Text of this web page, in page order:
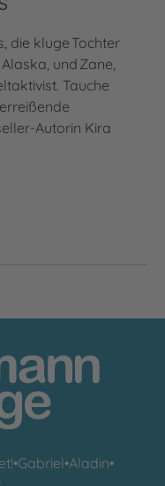
die kluge Tochter
und Zane,
Tauche
Autorin Kira
•Gabriel•Aladin•